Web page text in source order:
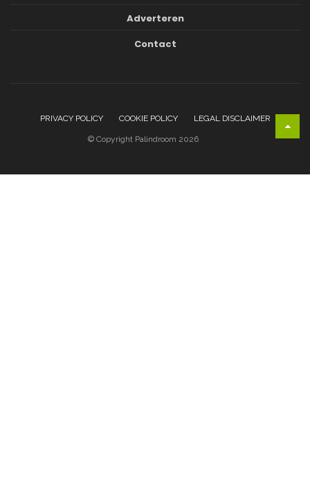
Adverteren
Contact
PRIVACY POLICY COOKIE POLICY LEGAL DISCLAIMER
© Copyright Palindroom 2026